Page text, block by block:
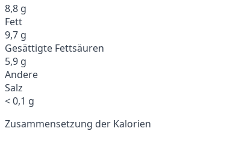
8,8 g
Fett
9,7 g
Gesättigte Fettsäuren
5,9 g
Andere
Salz
< 0,1 g
Zusammensetzung der Kalorien